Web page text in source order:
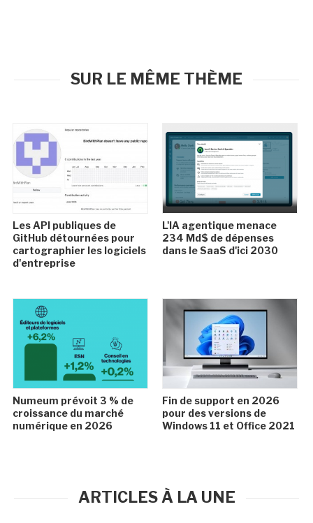
SUR LE MÊME THÈME
Les API publiques de
GitHub détournées pour
cartographier les logiciels
d'entreprise
L'IA agentique menace
234 Md$ de dépenses
dans le SaaS d'ici 2030
Numeum prévoit 3 % de
croissance du marché
numérique en 2026
Fin de support en 2026
pour des versions de
Windows 11 et Office 2021
ARTICLES À LA UNE